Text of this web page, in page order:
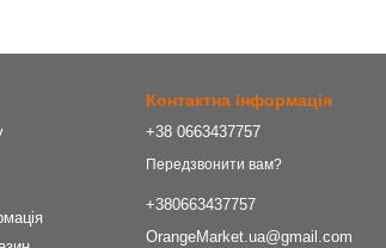
Контактна інформація
+38 0663437757
Передзвонити вам?
+380663437757
OrangeMarket.ua@gmail.com